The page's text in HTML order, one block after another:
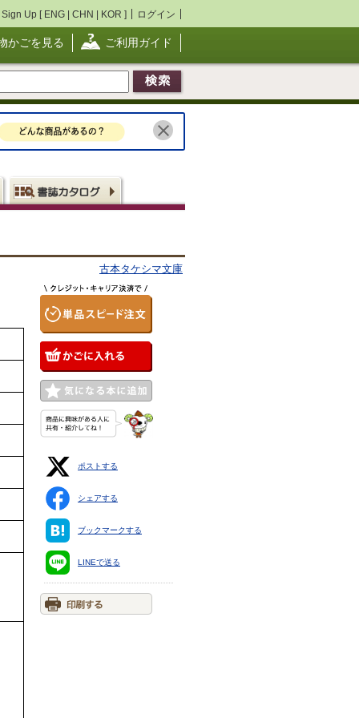
Sign Up [ ENG | CHN | KOR ] ログイン
かごを見る ご利用ガイド
古本タケシマ文庫
ポストする
シェアする
ブックマークする
LINEで送る